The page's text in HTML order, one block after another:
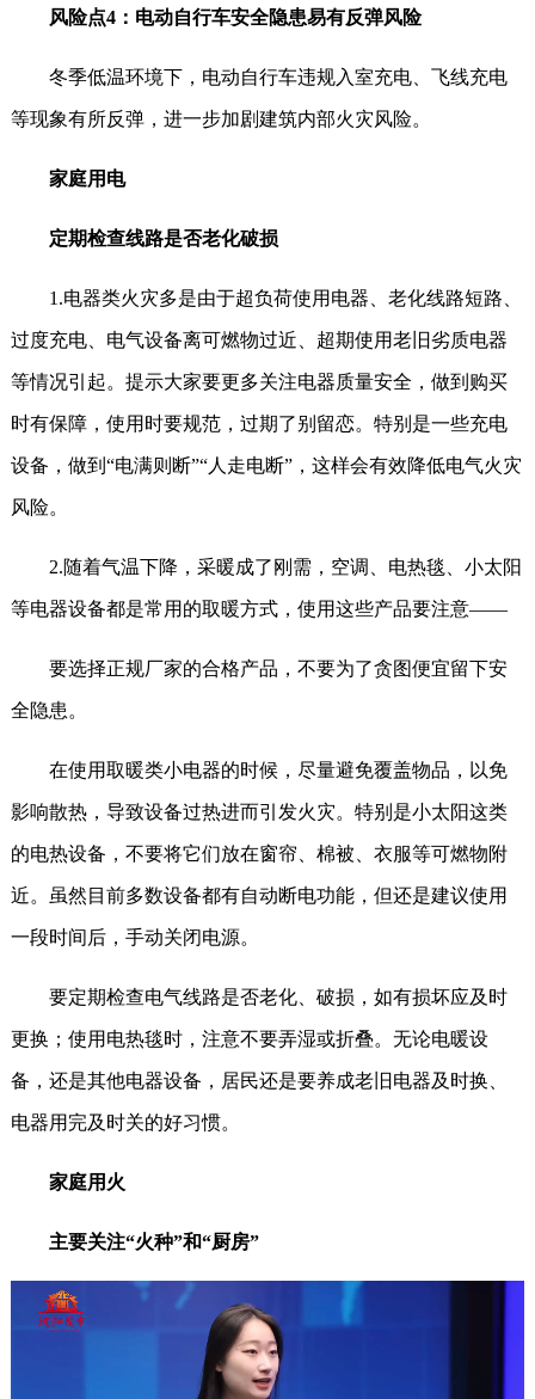
风险点4：电动自行车安全隐患易有反弹风险
冬季低温环境下，电动自行车违规入室充电、飞线充电
等现象有所反弹，进一步加剧建筑内部火灾风险。
家庭用电
定期检查线路是否老化破损
1.电器类火灾多是由于超负荷使用电器、老化线路短路、
过度充电、电气设备离可燃物过近、超期使用老旧劣质电器
等情况引起。提示大家要更多关注电器质量安全，做到购买
时有保障，使用时要规范，过期了别留恋。特别是一些充电
设备，做到“电满则断”“人走电断”，这样会有效降低电气火灾
风险。
2.随着气温下降，采暖成了刚需，空调、电热毯、小太阳
等电器设备都是常用的取暖方式，使用这些产品要注意——
要选择正规厂家的合格产品，不要为了贪图便宜留下安
全隐患。
在使用取暖类小电器的时候，尽量避免覆盖物品，以免
影响散热，导致设备过热进而引发火灾。特别是小太阳这类
的电热设备，不要将它们放在窗帘、棉被、衣服等可燃物附
近。虽然目前多数设备都有自动断电功能，但还是建议使用
一段时间后，手动关闭电源。
要定期检查电气线路是否老化、破损，如有损坏应及时
更换；使用电热毯时，注意不要弄湿或折叠。无论电暖设
备，还是其他电器设备，居民还是要养成老旧电器及时换、
电器用完及时关的好习惯。
家庭用火
主要关注“火种”和“厨房”